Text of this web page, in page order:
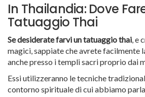
In Thailandia: Dove
Tatuaggio Thai
Se desiderate farvi un tatuaggio thai, e
magici, sappiate che avrete facilmente
anche presso i templi sacri proprio dai
Essi utilizzeranno le tecniche
contorno spirituale di cui abbiamo